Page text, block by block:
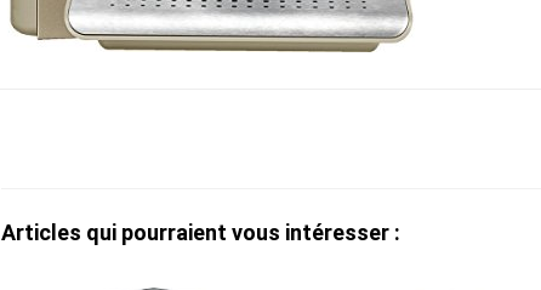
Articles qui pourraient vous intéresser :